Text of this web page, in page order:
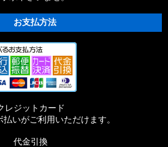
お支払方法
レジットカード
いがご利用いただけます。
代金引換